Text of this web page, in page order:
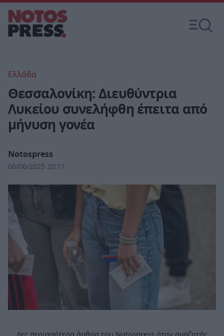
Ελλάδα
Θεσσαλονίκη: Διευθύντρια
Λυκείου συνελήφθη έπειτα από
μήνυση γονέα
Notospress
06/06/2025 20:11